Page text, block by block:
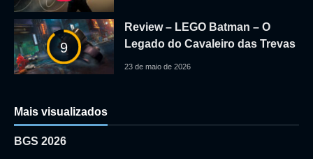
9
Review – LEGO Batman – O
Legado do Cavaleiro das Trevas
23 de maio de 2026
Mais visualizados
BGS 2026